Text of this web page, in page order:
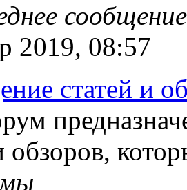
сообщение
2019, 08:57
статей и
обзоров,